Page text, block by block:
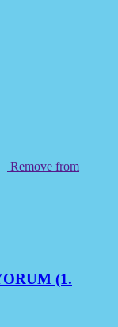
Remove from
(1.